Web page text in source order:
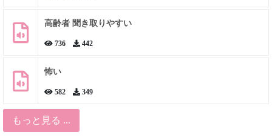
高齢者 聞き取りやすい
736 442
怖い
582 349
もっと見る ...